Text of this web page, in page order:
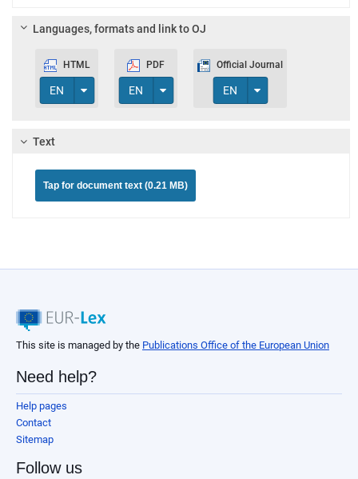
Languages, formats and link to OJ
HTML
EN Toggle Dropdown
PDF
EN Toggle Dropdown
Official Journal
EN Toggle Dropdown
Text
Tap for document text (0.21 MB)
This site is managed by the Publications Office of the European Union
Need help?
Help pages
Contact
Sitemap
Follow us